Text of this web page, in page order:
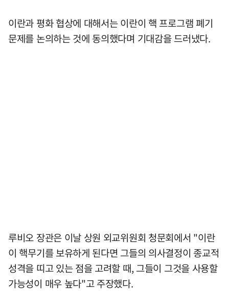
이란과 평화 협상에 대해서는 이란이 핵 프로그램 폐기
문제를 논의하는 것에 동의했다며 기대감을 드러냈다.
루비오 장관은 이날 상원 외교위원회 청문회에서 "이란
이 핵무기를 보유하게 된다면 그들의 의사결정이 종교적
성격을 띠고 있는 점을 고려할 때, 그들이 그것을 사용할
가능성이 매우 높다"고 주장했다.